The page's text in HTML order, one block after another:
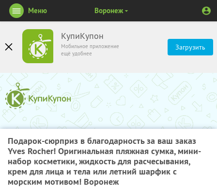
КупиКупон
Мобильное приложение
ещё удобнее
Загрузить
Меню Воронеж
Подарок-сюрприз в благодарность за ваш заказ
Yves Rocher! Оригинальная пляжная сумка, мини-
набор косметики, жидкость для расчесывания,
крем для лица и тела или летний шарфик с
морским мотивом! Воронеж